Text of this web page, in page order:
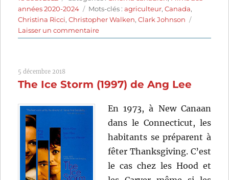
le
années 2020-2024
Étiquettes
Mots-clés :agriculteur,Canada,
Christina Ricci,Christopher Walken,Clark Johnson
Laisser un commentairesur
L’Affaire
Clark
5 décembre 2018
The Ice Storm (1997) de Ang Lee
En 1973, à New Canaan
dans le Connecticut, les
habitants se préparent à
fêter Thanksgiving. C’est
le cas chez les Hood et